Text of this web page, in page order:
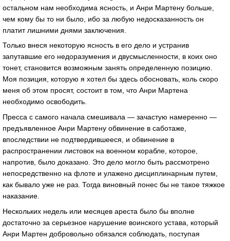
остальном нам необходима ясность, и Анри Мартену больше,
чем кому бы то ни было, ибо за любую недосказанность он
платит лишними днями заключения.
Только внеся некоторую ясность в его дело и устранив
запутавшие его недоразумения и двусмысленности, в коих оно
тонет, становится возможным занять определенную позицию.
Моя позиция, которую я хотел бы здесь обосновать, коль скоро
меня об этом просят, состоит в том, что Анри Мартена
необходимо освободить.
Пресса с самого начала смешивала — зачастую намеренно —
предъявленное Анри Мартену обвинение в саботаже,
впоследствии не подтвердившееся, и обвинение в
распространении листовок на военном корабле, которое,
напротив, было доказано. Это дело могло быть рассмотрено
непосредственно на флоте и улажено дисциплинарным путем,
как бывало уже не раз. Тогда виновный понес бы не такое тяжкое
наказание.
Нескольких недель или месяцев ареста было бы вполне
достаточно за серьезное нарушение воинского устава, который
Анри Мартен добровольно обязался соблюдать, поступая